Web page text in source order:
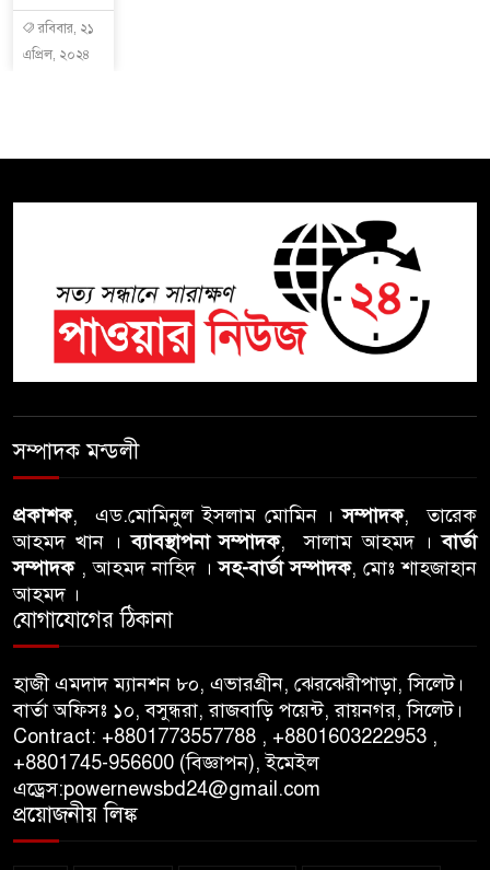
রবিবার, ২১
এপ্রিল, ২০২৪
সম্পাদক মন্ডলী
প্রকাশক, এড.মোমিনুল ইসলাম মোমিন ।সম্পাদক, তারেক
আহমদ খান ।ব্যাবস্থাপনা সম্পাদক, সালাম আহমদ ।বার্তা
সম্পাদক, আহমদ নাহিদ ।সহ-বার্তা সম্পাদক, মোঃ শাহজাহান
আহমদ ।
যোগাযোগের ঠিকানা
হাজী এমদাদ ম্যানশন ৮০, এভারগ্রীন, ঝেরঝেরীপাড়া, সিলেট।
বার্তা অফিসঃ ১০, বসুন্ধরা, রাজবাড়ি পয়েন্ট, রায়নগর, সিলেট।
Contract: +8801773557788 , +8801603222953 ,
+8801745-956600 (বিজ্ঞাপন), ইমেইল
এড্রেস:powernewsbd24@gmail.com
প্রয়োজনীয় লিঙ্ক